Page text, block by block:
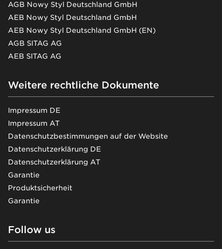
AGB Nowy Styl Deutschland GmbH
AEB Nowy Styl Deutschland GmbH
AEB Nowy Styl Deutschland GmbH (EN)
AGB SITAG AG
AEB SITAG AG
Weitere rechtliche Dokumente
Impressum DE
Impressum AT
Datenschutzbestimmungen auf der Website
Datenschutzerklärung DE
Datenschutzerklärung AT
Garantie
Produktsicherheit
Garantie
Follow us